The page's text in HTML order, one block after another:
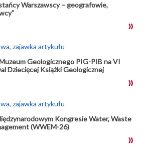
Warszawscy – geografowie,
Geologicznego PIG-PIB na VI
Dziecięcej Książki Geologicznej
Kongresie Water, Waste
(WWEM-26)